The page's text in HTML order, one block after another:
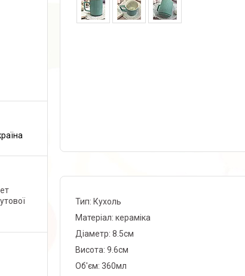
Тип: Кухоль
Матеріал: кераміка
Діаметр: 8.5см
Висота: 9.6см
Об'єм: 360мл